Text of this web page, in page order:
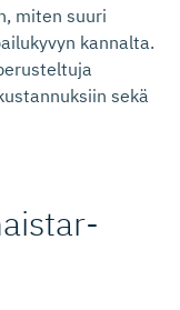
miten suuri
kannalta.
sekä